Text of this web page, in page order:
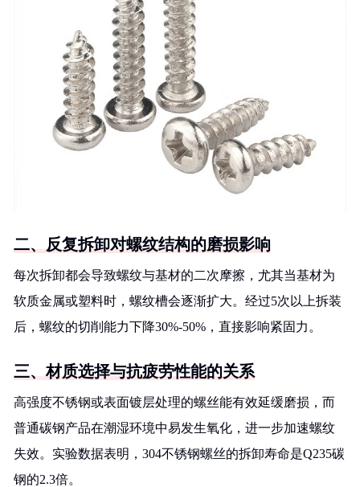
二、反复拆卸对螺纹结构的磨损影响
每次拆卸都会导致螺纹与基材的二次摩擦，尤其当基材为
软质金属或塑料时，螺纹槽会逐渐扩大。经过5次以上拆装
后，螺纹的切削能力下降30%-50%，直接影响紧固力。
三、材质选择与抗疲劳性能的关系
高强度不锈钢或表面镀层处理的螺丝能有效延缓磨损，而
普通碳钢产品在潮湿环境中易发生氧化，进一步加速螺纹
失效。实验数据表明，304不锈钢螺丝的拆卸寿命是Q235碳
钢的2.3倍。